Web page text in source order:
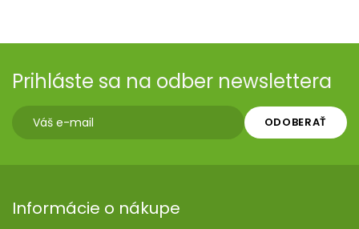
Prihláste sa na odber newslettera
ODOBERAŤ
Informácie o nákupe